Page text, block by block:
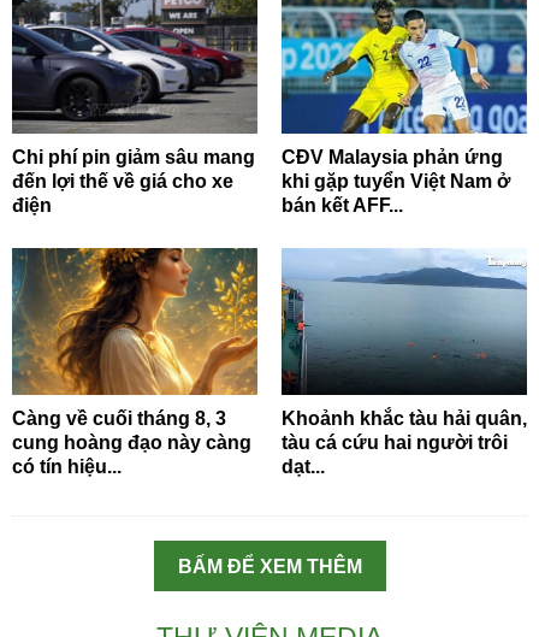
Chi phí pin giảm sâu mang
đến lợi thế về giá cho xe
điện
CĐV Malaysia phản ứng
khi gặp tuyển Việt Nam ở
bán kết AFF...
Càng về cuối tháng 8, 3
cung hoàng đạo này càng
có tín hiệu...
Khoảnh khắc tàu hải quân,
tàu cá cứu hai người trôi
dạt...
BẤM ĐỂ XEM THÊM